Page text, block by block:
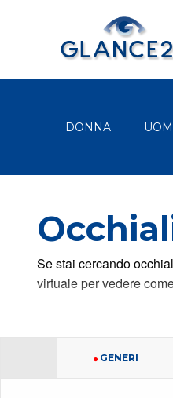
DONNA
Se stai cercando
virtuale per vedere
GENERI